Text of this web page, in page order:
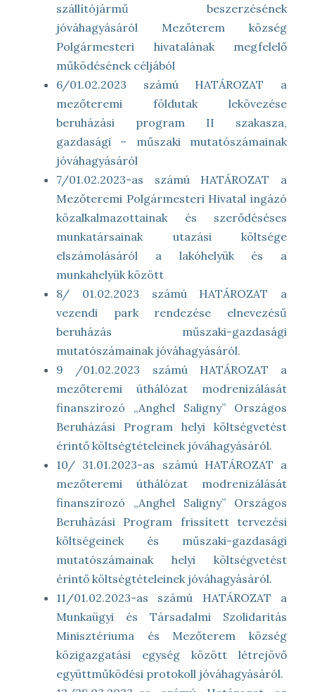
szállítójármű beszerzésének
jóváhagyásáról Mezőterem község
Polgármesteri hivatalának megfelelő
működésének céljából
6/01.02.2023 számú HATÁROZAT a
mezőteremi földutak lekövezése
beruházási program II szakasza,
gazdasági – műszaki mutatószámainak
jóváhagyásáról
7/01.02.2023-as számú HATÁROZAT a
Mezőteremi Polgármesteri Hivatal ingázó
közalkalmazottainak és szerődéséses
munkatársainak utazási költsége
elszámolásáról a lakóhelyük és a
munkahelyük között
8/ 01.02.2023 számú HATÁROZAT a
vezendi park rendezése elnevezésű
beruházás műszaki-gazdasági
mutatószámainak jóváhagyásáról.
9 /01.02.2023 számú HATÁROZAT a
mezőteremi úthálózat modrenizálását
finanszírozó „Anghel Saligny” Országos
Beruházási Program helyi költségvetést
érintő költségtételeinek jóváhagyásáról.
10/ 31.01.2023-as számú HATÁROZAT a
mezőteremi úthálózat modrenizálását
finanszírozó „Anghel Saligny” Országos
Beruházási Program frissített tervezési
költségeinek és műszaki-gazdasági
mutatószámainak helyi költségvetést
érintő költségtételeinek jóváhagyásáról.
11/01.02.2023-as számú HATÁROZAT a
Munkaügyi és Társadalmi Szolidaritás
Minisztériuma és Mezőterem község
közigazgatási egység között létrejövő
együttműködési protokoll jóváhagyásáról.